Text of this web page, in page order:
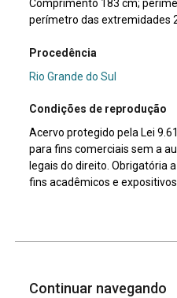
Comprimento 183 cm;
perímetro das extremidades
Procedência
Rio Grande do Sul
Condições de reprodução
Acervo protegido pela Lei
para fins comerciais sem a
legais do direito. Obrigatória
fins acadêmicos e expositivos.
Continuar navegando